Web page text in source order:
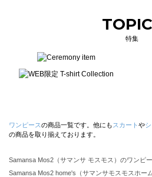
特集
ワンピースの商品一覧です。他にも スカート や
の商品を取り揃えております。
Samansa Mos2（サマンサ モスモス）のワンピ
Samansa Mos2 home's（サマンサモスモスホー